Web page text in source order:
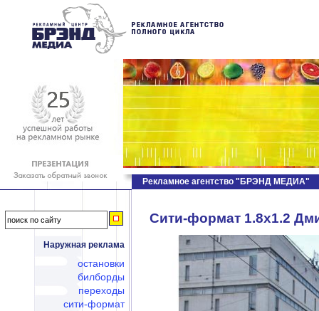
Наружная реклама
остановки
билборды
переходы
сити-формат
Рекламное агентство "БРЭНД МЕДИА"
Сити-формат 1.8х1.2